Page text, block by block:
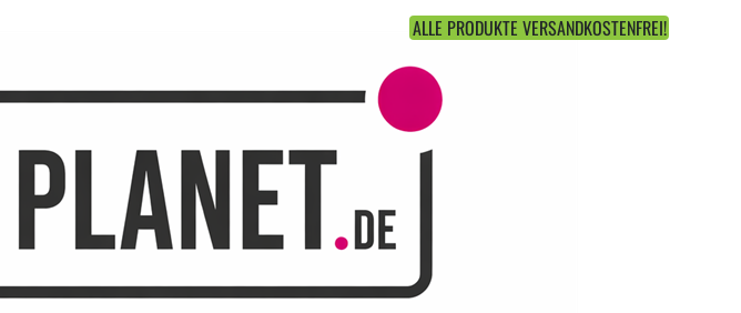
ALLE PRODUKTE VERSANDKOSTENFREI!